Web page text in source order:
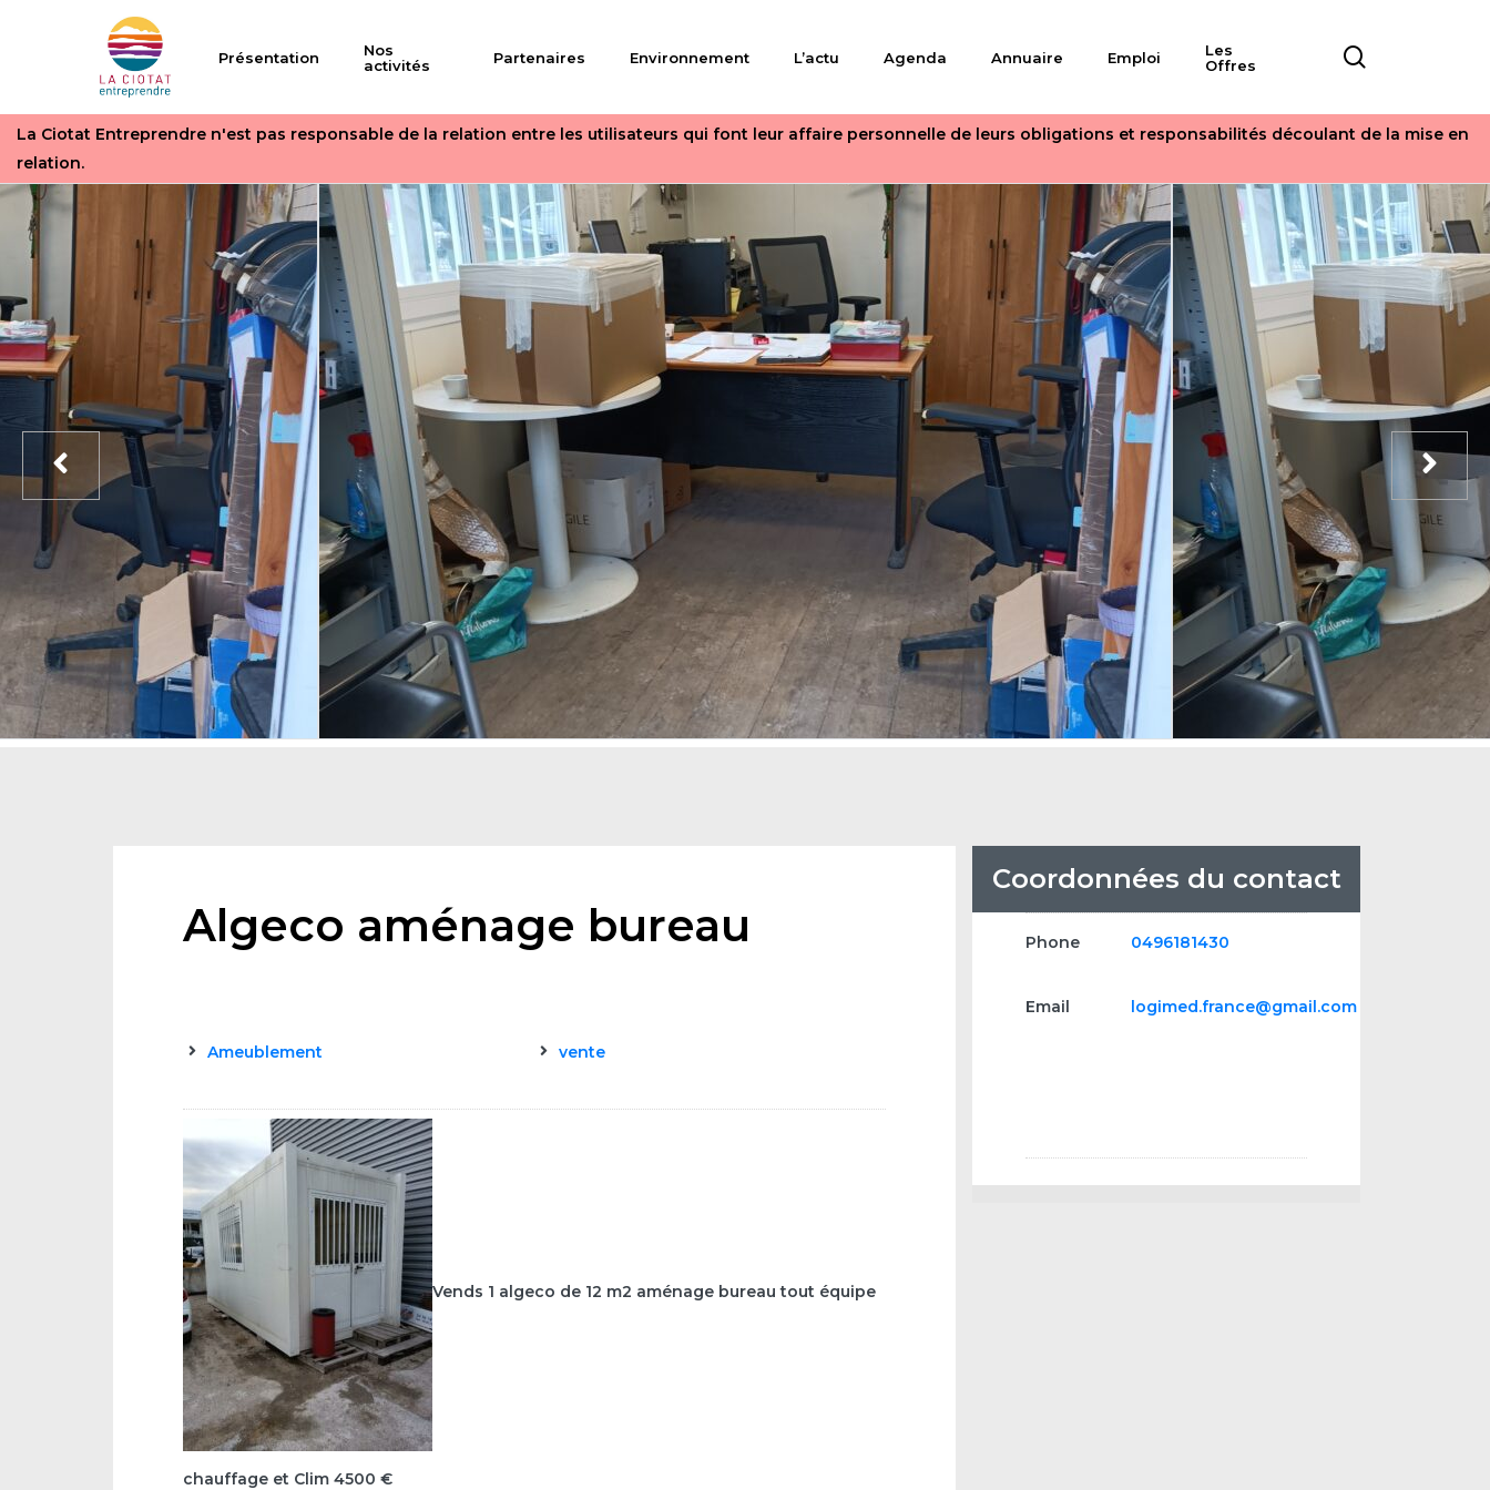
Hit enter to search or ESC to close
Présentation
Nos
activités
Partenaires Environnement L’actu Agenda Annuaire Emploi
Les
Offres
La Ciotat Entreprendre n'est pas responsable de la relation entre les utilisateurs qui font leur affaire personnelle de leurs obligations et responsabilités découlant de la mise en
relation.
Algeco aménage bureau
Ameublement vente
Vends 1 algeco de 12 m2 aménage bureau tout équipe
chauffage et Clim 4500 €
Coordonnées du contact
Phone 0496181430
Email logimed.france@gmail.com